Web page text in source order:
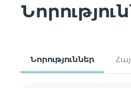
Նորություններ